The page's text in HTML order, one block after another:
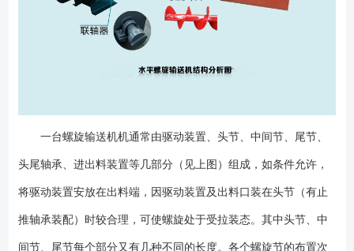
一台螺旋输送机机通常由驱动装置、头节、中间节、尾节、
头尾轴承、进出料装置等几部分（见上图）组成，如条件允许，
将驱动装置安放在出料端，因驱动装置及出料口装在头节（有止
推轴承装配）时较合理，可使螺旋处于受拉装态。其中头节、中
间节、尾节每个部分又有几种不同的长度。各个螺旋节的布置次